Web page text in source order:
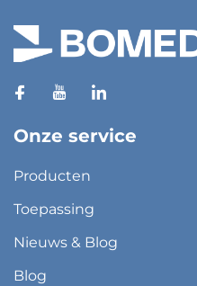
Onze service
Producten
Toepassing
Nieuws & Blog
Blog